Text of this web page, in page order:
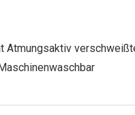
Atmungsaktiv